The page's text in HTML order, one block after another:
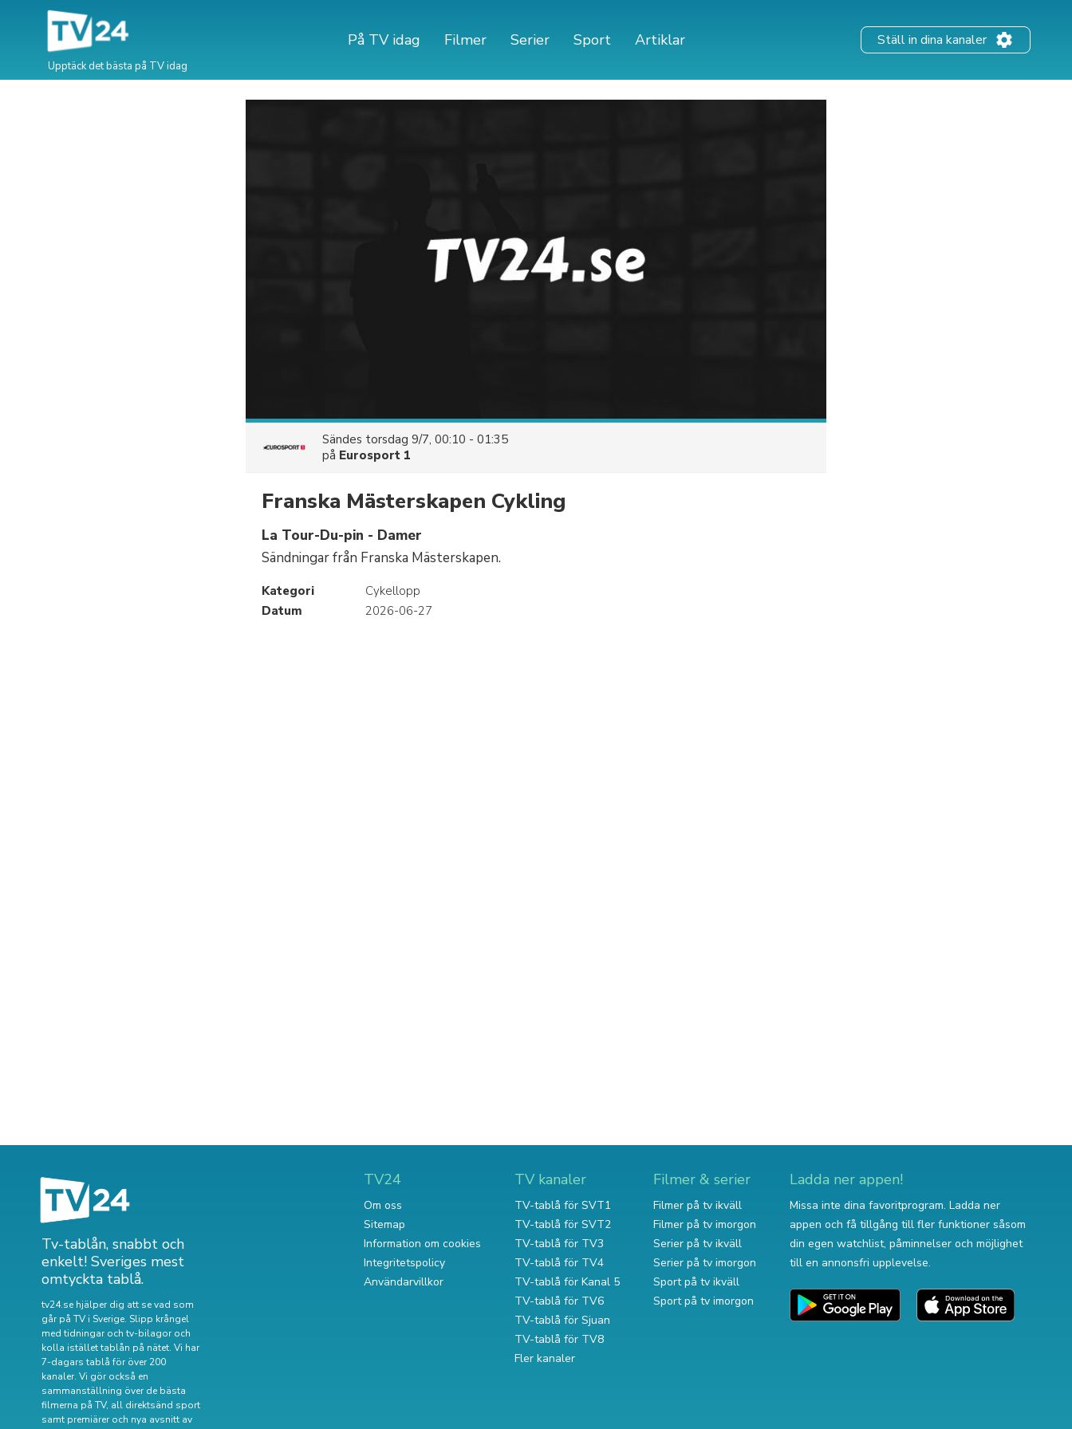
Upptäck det bästa på TV idag
På TV idag Filmer Serier Sport Artiklar Ställ in dina kanaler
Sändes torsdag 9/7, 00:10 - 01:35
på Eurosport 1
Franska Mästerskapen Cykling
La Tour-Du-pin - Damer
Sändningar från Franska Mästerskapen.
Kategori
Cykellopp
Datum
2026-06-27
Tv-tablån, snabbt och
enkelt! Sveriges mest
omtyckta tablå.
tv24.se hjälper dig att se vad som
går på TV i Sverige. Slipp krångel
med tidningar och tv-bilagor och
kolla istället tablån på nätet. Vi har
7-dagars tablå för över 200
kanaler. Vi gör också en
sammanställning överde bästa
filmerna på TV, all direktsänd sport
samt premiärer och nya avsnitt av
TV24
Om oss
Sitemap
Information om cookies
Integritetspolicy
Användarvillkor
TV kanaler
TV-tablå för SVT1
TV-tablå för SVT2
TV-tablå för TV3
TV-tablå för TV4
TV-tablå för Kanal 5
TV-tablå för TV6
TV-tablå för Sjuan
TV-tablå för TV8
Fler kanaler
Filmer & serier
Filmer på tv ikväll
Filmer på tv imorgon
Serier på tv ikväll
Serier på tv imorgon
Sport på tv ikväll
Sport på tv imorgon
Ladda ner appen!
Missa inte dina favoritprogram. Ladda ner
appen och få tillgång till fler funktioner såsom
din egen watchlist, påminnelser och möjlighet
till en annonsfri upplevelse.